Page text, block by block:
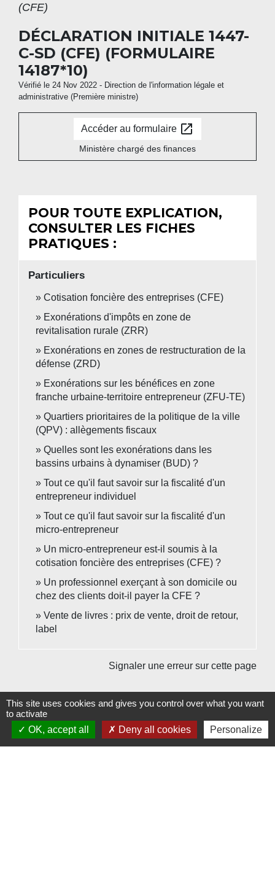
(CFE)
DÉCLARATION INITIALE 1447-
C-SD (CFE) (FORMULAIRE
14187*10)
Vérifié le 24 Nov 2022 - Direction de l'information légale et
administrative (Première ministre)
Accéder au formulaire open_in_new
Ministère chargé des finances
POUR TOUTE EXPLICATION,
CONSULTER LES FICHES
PRATIQUES :
Particuliers
Cotisation foncière des entreprises (CFE)
Exonérations d'impôts en zone de
revitalisation rurale (ZRR)
Exonérations en zones de restructuration de la
défense (ZRD)
Exonérations sur les bénéfices en zone
franche urbaine-territoire entrepreneur (ZFU-TE)
Quartiers prioritaires de la politique de la ville
(QPV) : allègements fiscaux
Quelles sont les exonérations dans les
bassins urbains à dynamiser (BUD) ?
Tout ce qu'il faut savoir sur la fiscalité d'un
entrepreneur individuel
Tout ce qu'il faut savoir sur la fiscalité d'un
micro-entrepreneur
Un micro-entrepreneur est-il soumis à la
cotisation foncière des entreprises (CFE) ?
Un professionnel exerçant à son domicile ou
chez des clients doit-il payer la CFE ?
Vente de livres : prix de vente, droit de retour,
label
Signaler une erreur sur cette page
Contacts
This site uses cookies and gives you control over what you want
to activate
OK, accept all
Deny all cookies Personalize